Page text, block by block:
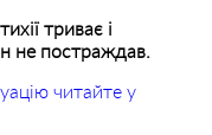
триває і
не постраждав.
читайте у